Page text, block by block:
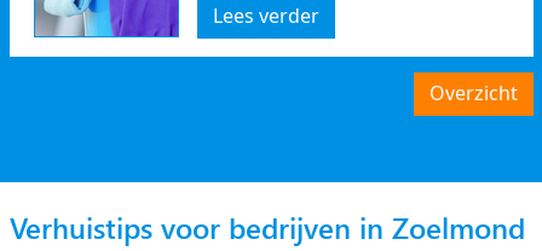
Lees verder
Overzicht
Verhuistips voor bedrijven in Zoelmond